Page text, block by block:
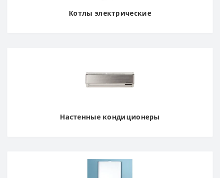
Котлы электрические
Настенные кондиционеры